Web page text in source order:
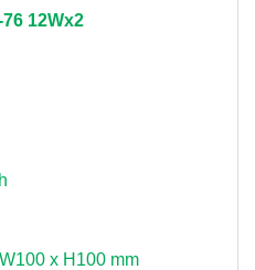
12Wx2
x H100 mm